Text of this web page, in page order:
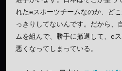
れたeスポーツチームなのか、ど
っきりしてないんです。だから、
ムを組んで、勝手に撤退して、e
悪くなってしまっている。